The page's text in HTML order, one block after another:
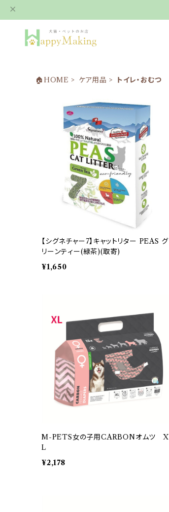
🏠HOME ケア用品 トイレ・おむつ
【シグネチャー7】キャットリター PEAS グ
リーンティー(緑茶)(取寄)
¥1,650
M-PETS女の子用CARBONオムツ X
L
¥2,178